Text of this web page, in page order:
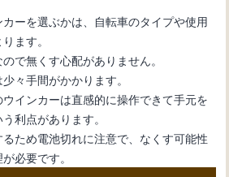
ーを選ぶかは、自転車のタイプや使用
ます。
で無くす心配がありません。
々手間がかかります。
インカーは直感的に操作できて手元を
利点があります。
ため電池切れに注意で、なくす可能性
必要です。